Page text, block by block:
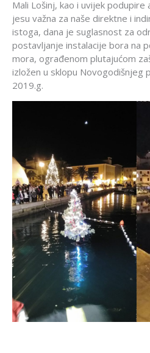
Mali Lošinj, kao i uvijek
jesu važna za naše direktne i
istoga, dana je suglasnost za
postavljanje instalacije bora na
mora, ograđenom plutajućom
izložen u sklopu Novogodišnjeg
2019.g.